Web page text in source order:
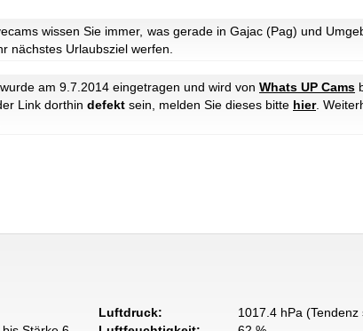
wissen Sie immer, was gerade in Gajac (Pag) und
nächstes Urlaubsziel werfen.
wurde am 9.7.2014 eingetragen und wird von Whats UP Cams
Link dorthin defekt sein, melden Sie dieses bitte hier.
Luftdruck:
1017.4 hPa (Tendenz